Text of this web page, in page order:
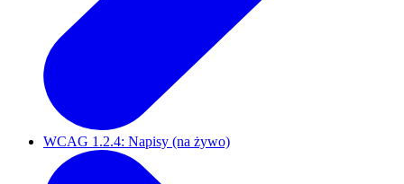
WCAG 1.2.4: Napisy (na żywo)